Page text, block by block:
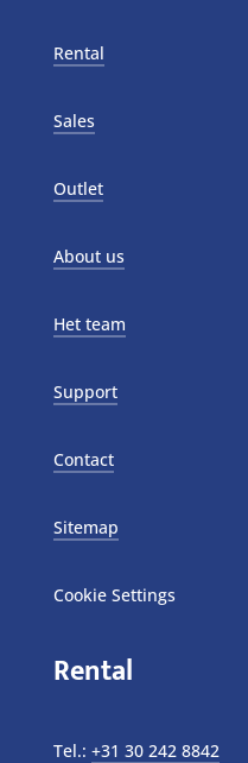
Rental
Sales
Outlet
About us
Het team
Support
Contact
Sitemap
Cookie Settings
Rental
Tel.: +31 30 242 8842